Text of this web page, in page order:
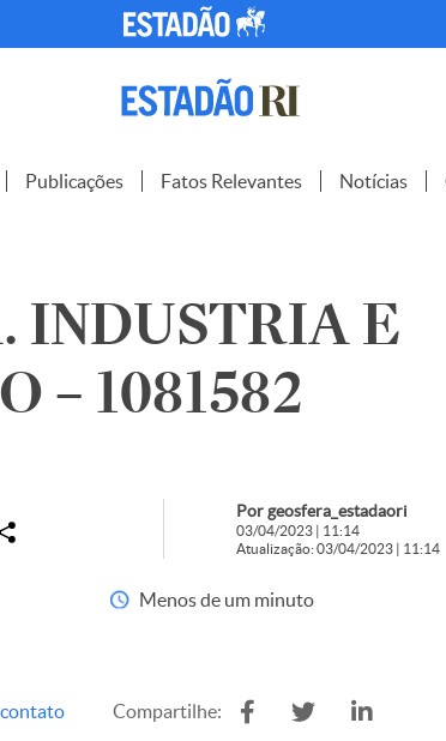
Publicações Fatos Relevantes Notícias
INDUSTRIA E
– 1081582
Por geosfera_estadaori
03/04/2023 | 11:14
Atualização: 03/04/2023 | 11:14
Menos de um minuto
Compartilhe: